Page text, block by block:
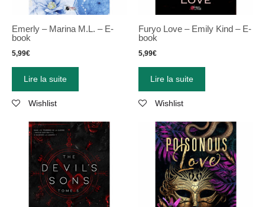
Emerly – Marina M.L. – E-
book
5,99€
Lire la suite
Wishlist
Furyo Love – Emily Kind – E-
book
5,99€
Lire la suite
Wishlist